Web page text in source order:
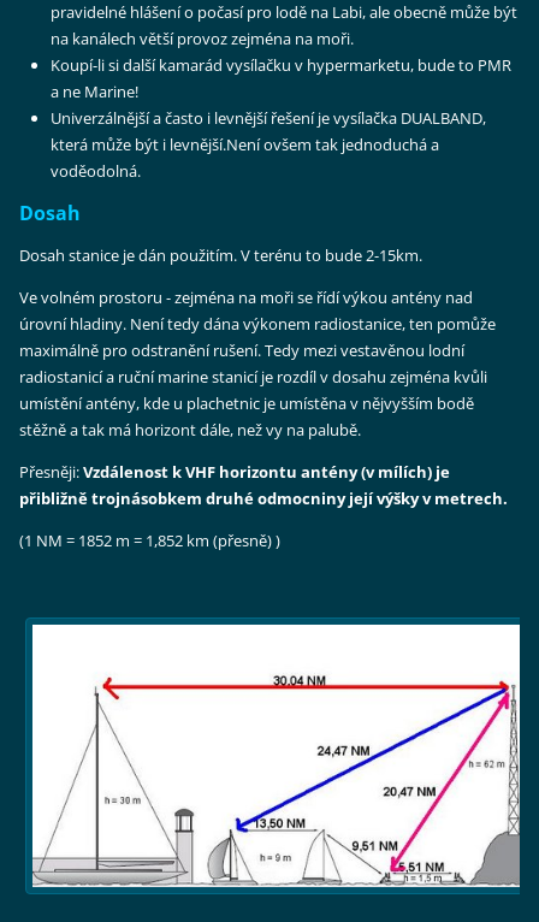
pravidelné hlášení o počasí pro lodě na Labi, ale obecně může být
na kanálech větší provoz zejména na moři.
Koupí-li si další kamarád vysílačku v hypermarketu, bude to PMR
a ne Marine!
Univerzálnější a často i levnější řešení je vysílačka DUALBAND,
která může být i levnější.Není ovšem tak jednoduchá a
voděodolná.
Dosah
Dosah stanice je dán použitím. V terénu to bude 2-15km.
Ve volném prostoru - zejména na moři se řídí výkou antény nad
úrovní hladiny. Není tedy dána výkonem radiostanice, ten pomůže
maximálně pro odstranění rušení. Tedy mezi vestavěnou lodní
radiostanicí a ruční marine stanicí je rozdíl v dosahu zejména kvůli
umístění antény, kde u plachetnic je umístěna v nějvyšším bodě
stěžně a tak má horizont dále, než vy na palubě.
Přesněji:Vzdálenost k VHF horizontu antény (v mílích) je
přibližně trojnásobkem druhé odmocniny její výšky v metrech.
(1 NM = 1852 m = 1,852 km (přesně) )